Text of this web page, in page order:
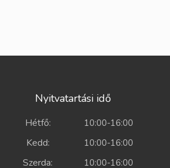
Nyitvatartási idő
Hétfő: 10:00-16:00
Kedd: 10:00-16:00
Szerda: 10:00-16:00